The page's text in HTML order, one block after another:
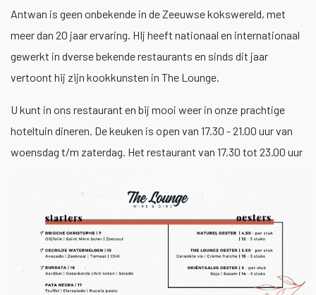
Antwan is geen onbekende in de Zeeuwse kokswereld, met
meer dan 20 jaar ervaring. HIj heeft nationaal en internationaal
gewerkt in dverse bekende restaurants en sinds dit jaar
vertoont hij zijn kookkunsten in The Lounge.
U kunt in ons restaurant en bij mooi weer in onze prachtige
hoteltuin dineren. De keuken is open van 17.30 - 21.00 uur van
woensdag t/m zaterdag. Het restaurant van 17.30 tot 23.00 uur